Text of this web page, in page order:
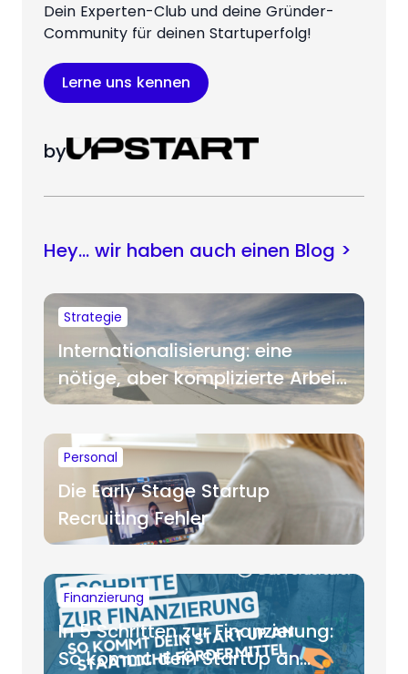
Dein Experten-Club und deine Gründer-
Community für deinen Startuperfolg!
Lerne uns kennen
by
Hey… wir haben auch einen Blog >
Strategie
Internationalisierung: eine
nötige, aber komplizierte Arbeit
für Startups
Personal
Die Early Stage Startup
Recruiting Fehler
Finanzierung
In 5 Schritten zur Finanzierung:
So kommt dein StartUp an